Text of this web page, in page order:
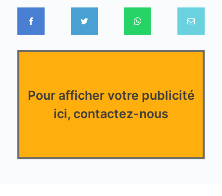
Pour afficher votre publicité
ici, contactez-nous